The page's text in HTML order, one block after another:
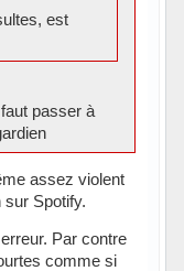
est
passer à
assez violent
Spotify.
Par contre
comme si